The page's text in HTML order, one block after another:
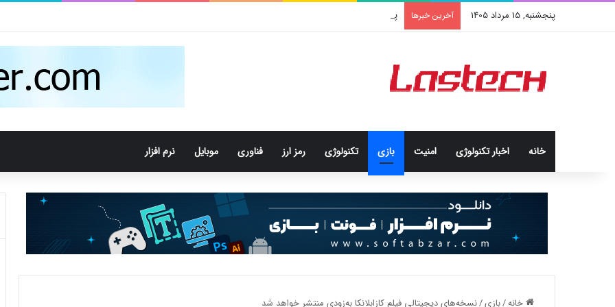
پنجشنبه, 15 مرداد 1405 آخرین خبرها پاداش خرید شما با تارا، سهم سلامتی کودکان محک می‌­شود
خانه اخبار تکنولوژی امنيت بازی تکنولوژی رمز ارز فناوری موبایل نرم افزار
خانه/بازی/نسخه‌های دیجیتالی فیلم کازابلانکا به‌زودی منتشر خواهد شد